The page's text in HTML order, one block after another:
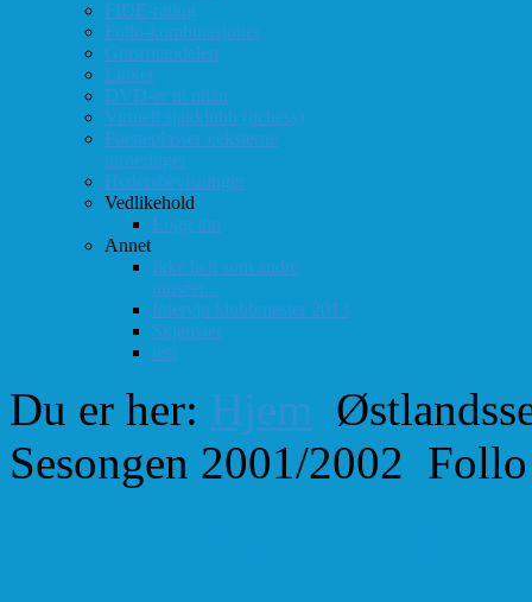
FIDE-rating
Follo-kombinasjoner
Grasrotandelen
Linker
DVD-er til utlån
Virtuell sjakklubb (lichess)
Førsteplasser i eksterne
turneringer
Hedersbevisninger
Vedlikehold
Logg inn
Annet
Ikke helt som andre
muséer...
Intervju klubbmester 2013
Skjemaer
test
Du er her: Hjem
Sesongen 2001/2002